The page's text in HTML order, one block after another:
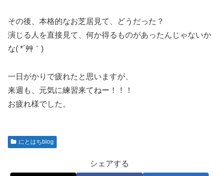
その後、本格的なお芝居見て、どうだった？
演じる人を直接見て、何か得るものがあったんじゃないか
な( *´艸｀)
一日がかりで疲れたと思いますが、
来週も、元気に練習来てねー！！！
お疲れ様でした。
にとはちblog
シェアする